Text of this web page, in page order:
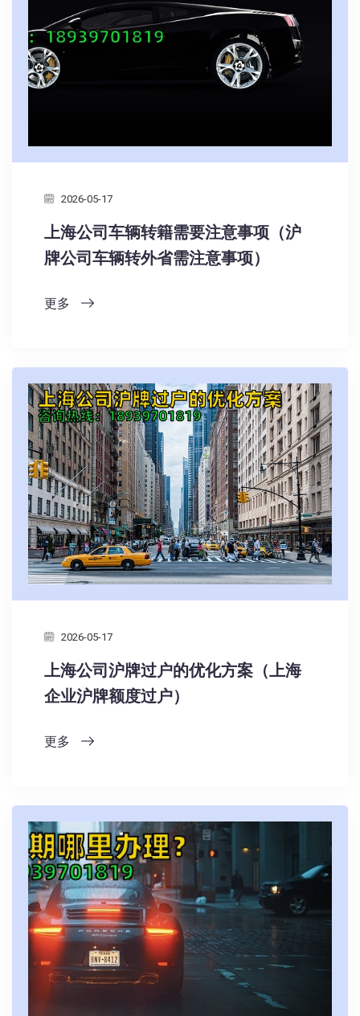
2026-05-17
上海公司车辆转籍需要注意事项（沪
牌公司车辆转外省需注意事项）
更多
2026-05-17
上海公司沪牌过户的优化方案（上海
企业沪牌额度过户）
更多